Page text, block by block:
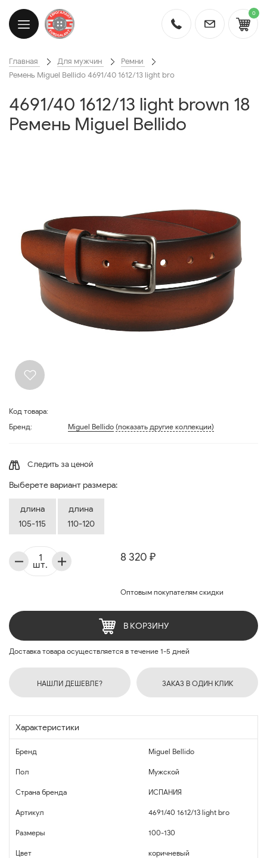
0
Главная Для мужчин
Ремни
Ремень Miguel Bellido 4691/40 1612/13 light bro
4691/40 1612/13 light brown 18
Ремень Miguel Bellido
Код товара:
Бренд:
Miguel Bellido (показать другие коллекции)
Следить за ценой
Выберете вариант размера:
длина
105-115
длина
110-120
8 320 ₽
Оптовым покупателям скидки
шт.
В КОРЗИНУ
Доставка товара осуществляется в течение 1-5 дней
НАШЛИ ДЕШЕВЛЕ? ЗАКАЗ В ОДИН КЛИК
Характеристики
Бренд Miguel Bellido
Пол Мужской
Страна бренда ИСПАНИЯ
Артикул 4691/40 1612/13 light bro
Размеры 100-130
Цвет коричневый